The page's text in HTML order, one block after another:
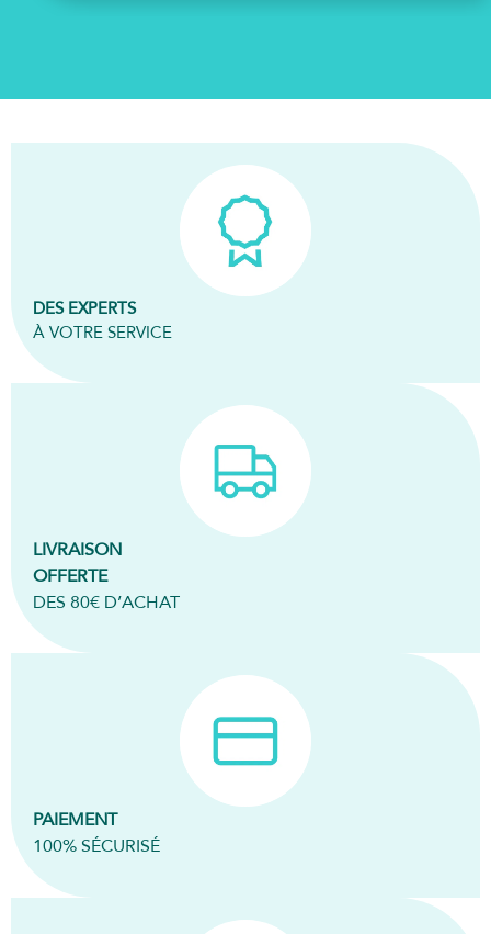
DES EXPERTS
À VOTRE SERVICE
LIVRAISON
OFFERTE
DES 80€ D’ACHAT
PAIEMENT
100% SÉCURISÉ